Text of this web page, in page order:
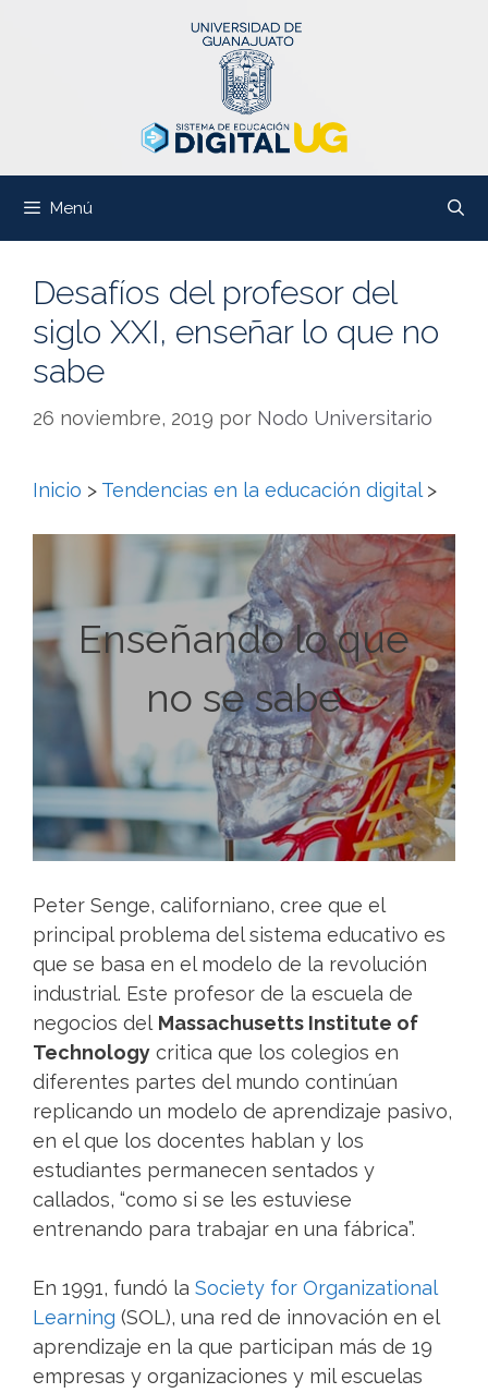
Menú
Desafíos del profesor del
siglo XXI, enseñar lo que no
sabe
26 noviembre, 2019 por Nodo Universitario
Inicio > Tendencias en la educación digital>
Enseñando lo que
no se sabe
Peter Senge, californiano, cree que el
principal problema del sistema educativo es
que se basa en el modelo de la revolución
industrial. Este profesor de la escuela de
negocios del Massachusetts Institute of
Technology critica que los colegios en
diferentes partes del mundo continúan
replicando un modelo de aprendizaje pasivo,
en el que los docentes hablan y los
estudiantes permanecen sentados y
callados, “como si se les estuviese
entrenando para trabajar en una fábrica”.
En 1991, fundó la Society for Organizational
Learning (SOL), una red de innovación en el
aprendizaje en la que participan más de 19
empresas y organizaciones y mil escuelas